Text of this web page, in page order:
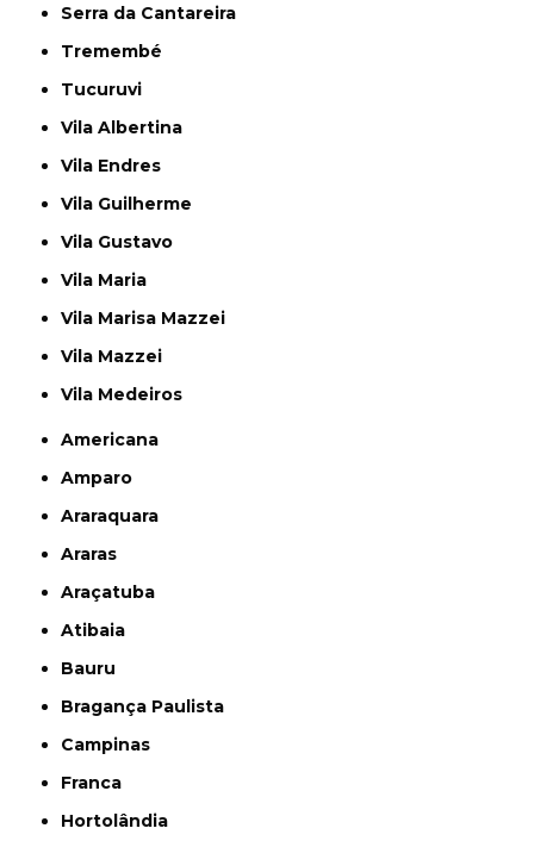
Serra da Cantareira
Tremembé
Tucuruvi
Vila Albertina
Vila Endres
Vila Guilherme
Vila Gustavo
Vila Maria
Vila Marisa Mazzei
Vila Mazzei
Vila Medeiros
Americana
Amparo
Araraquara
Araras
Araçatuba
Atibaia
Bauru
Bragança Paulista
Campinas
Franca
Hortolândia